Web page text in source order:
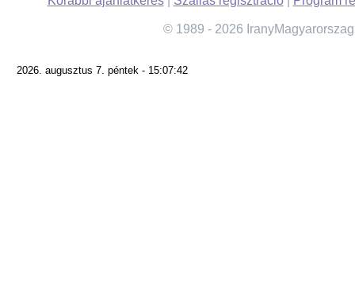
© 1989 - 2026
2026. augusztus 7. péntek - 15:07:42